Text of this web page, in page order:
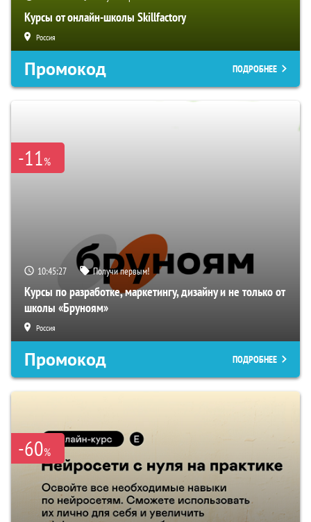
Курсы от онлайн-школы Skillfactory
Россия
Промокод ПОДРОБНЕЕ
-11%
10:45:27 Получи первым!
Курсы по разработке, маркетингу, дизайну и не только от
школы «Бруноям»
Россия
Промокод ПОДРОБНЕЕ
-60%